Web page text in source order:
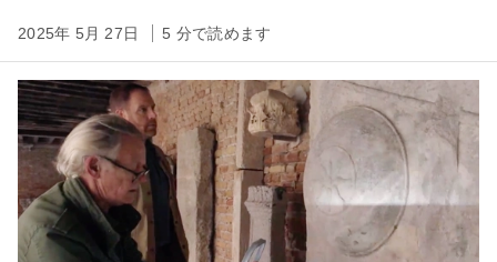
2025年 5月 27日 5 分で読めます